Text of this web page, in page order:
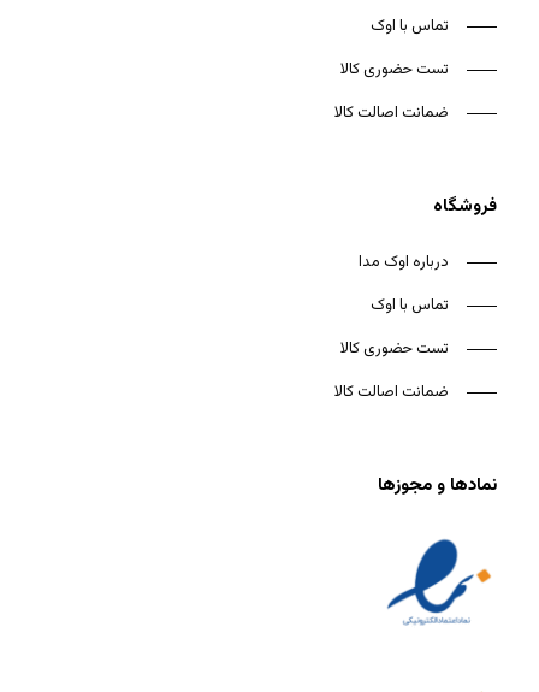
تماس با اوک
تست حضوری کالا
ضمانت اصالت کالا
فروشگاه
درباره اوک مدا
تماس با اوک
تست حضوری کالا
ضمانت اصالت کالا
نمادها و مجوزها